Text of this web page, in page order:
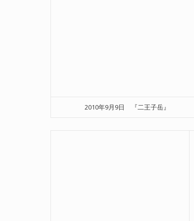
2010年9月9日 『二王子岳』